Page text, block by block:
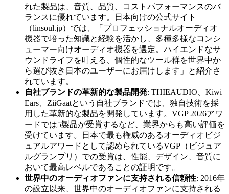
れた製品は、音質、品質、コストパフォーマンスのバ
ランスに優れています。日本向けの公式サイト
（linsoul.jp）では、「プロフェッショナルオーディオ
機器で培った知識と経験を活かし、多種多様なコンシ
ューマー向けオーディオ機器を選定。ハイエンドなサ
ウンドライフを叶える、個性的なツール群を世界中か
ら選び抜き日本のユーザーにお届けします」と紹介さ
れています。
自社ブランドの革新的な製品開発: THIEAUDIO、Kiwi
Ears、ZiiGaatという自社ブランドでは、独自技術を採
用した革新的な製品を開発しています。VGP 2026アワ
ードでは5製品が受賞するなど、業界からも高い評価を
受けています。日本で最も権威のあるオーディオビジ
ュアルアワードとして認められているVGP（ビジュア
ルグランプリ）での受賞は、性能、デザイン、音質に
おいて最高レベルであることの証明です。
世界中のオーディオファンに支持される信頼性: 2016年
の設立以来、世界中のオーディオファンに支持される